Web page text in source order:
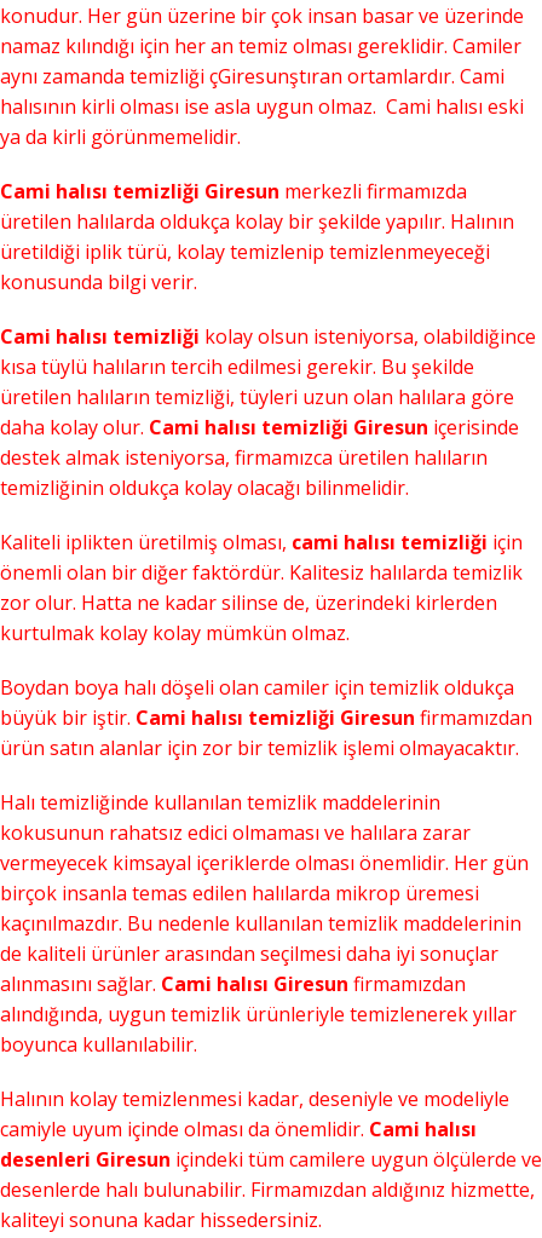
konudur. Her gün üzerine bir çok insan basar ve üzerinde
namaz kılındığı için her an temiz olması gereklidir. Camiler
aynı zamanda temizliği çGiresunştıran ortamlardır. Cami
halısının kirli olması ise asla uygun olmaz. Cami halısı eski
ya da kirli görünmemelidir.
Cami halısı temizliği Giresun merkezli firmamızda
üretilen halılarda oldukça kolay bir şekilde yapılır. Halının
üretildiği iplik türü, kolay temizlenip temizlenmeyeceği
konusunda bilgi verir.
Cami halısı temizliği kolay olsun isteniyorsa, olabildiğince
kısa tüylü halıların tercih edilmesi gerekir. Bu şekilde
üretilen halıların temizliği, tüyleri uzun olan halılara göre
daha kolay olur. Cami halısı temizliği Giresun içerisinde
destek almak isteniyorsa, firmamızca üretilen halıların
temizliğinin oldukça kolay olacağı bilinmelidir.
Kaliteli iplikten üretilmiş olması, cami halısı temizliği için
önemli olan bir diğer faktördür. Kalitesiz halılarda temizlik
zor olur. Hatta ne kadar silinse de, üzerindeki kirlerden
kurtulmak kolay kolay mümkün olmaz.
Boydan boya halı döşeli olan camiler için temizlik oldukça
büyük bir iştir. Cami halısı temizliği Giresun firmamızdan
ürün satın alanlar için zor bir temizlik işlemi olmayacaktır.
Halı temizliğinde kullanılan temizlik maddelerinin
kokusunun rahatsız edici olmaması ve halılara zarar
vermeyecek kimsayal içeriklerde olması önemlidir. Her gün
birçok insanla temas edilen halılarda mikrop üremesi
kaçınılmazdır. Bu nedenle kullanılan temizlik maddelerinin
de kaliteli ürünler arasından seçilmesi daha iyi sonuçlar
alınmasını sağlar. Cami halısı Giresun firmamızdan
alındığında, uygun temizlik ürünleriyle temizlenerek yıllar
boyunca kullanılabilir.
Halının kolay temizlenmesi kadar, deseniyle ve modeliyle
camiyle uyum içinde olması da önemlidir. Cami halısı
desenleri Giresun içindeki tüm camilere uygun ölçülerde ve
desenlerde halı bulunabilir. Firmamızdan aldığınız hizmette,
kaliteyi sonuna kadar hissedersiniz.